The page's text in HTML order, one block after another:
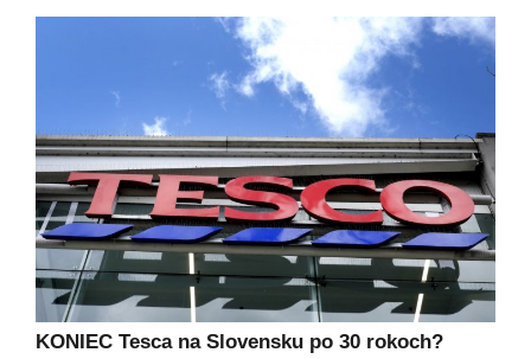
KONIEC Tesca na Slovensku po 30 rokoch?